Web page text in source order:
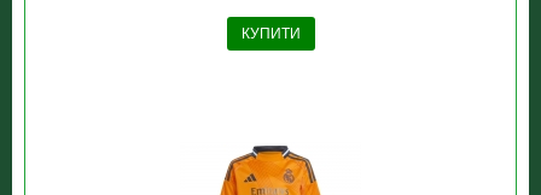
КУПИТИ